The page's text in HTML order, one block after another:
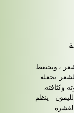
، ويحتفظ
يجعله
وكثافته.
- ينظم